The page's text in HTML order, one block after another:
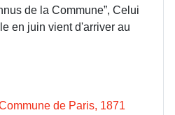
de la Commune”, Celui
en juin vient d'arriver au
de Paris, 1871